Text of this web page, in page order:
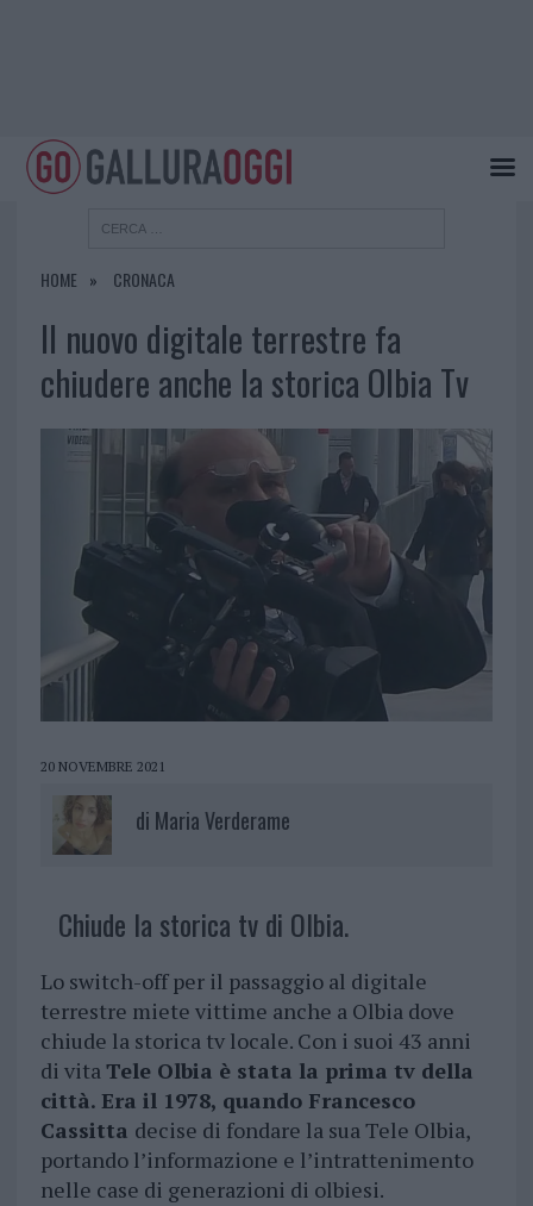
HOME CRONACA
Il nuovo digitale terrestre fa
chiudere anche la storica Olbia Tv
20 NOVEMBRE 2021
di Maria Verderame
Chiude la storica tv di Olbia.
Lo switch-off per il passaggio al digitale
terrestre miete vittime anche a Olbia dove
chiude la storica tv locale. Con i suoi 43 anni
di vitaTele Olbia è stata la prima tv della
città. Era il 1978, quando Francesco
Cassitta decise di fondare la sua Tele Olbia,
portando l’informazione e l’intrattenimento
nelle case di generazioni di olbiesi.